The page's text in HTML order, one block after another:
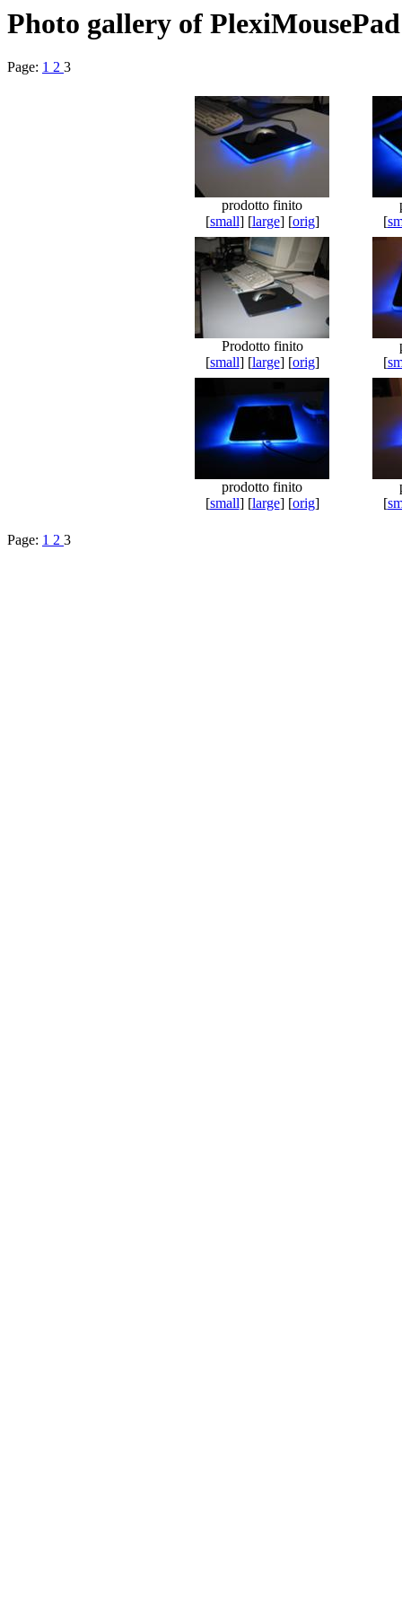
Photo gallery of PlexiMousePad
Page: 1 2 3
prodotto finito
[small] [large] [orig]
[
Prodotto finito
[small] [large] [orig]
[
prodotto finito
[small] [large] [orig]
[
Page: 1 2 3